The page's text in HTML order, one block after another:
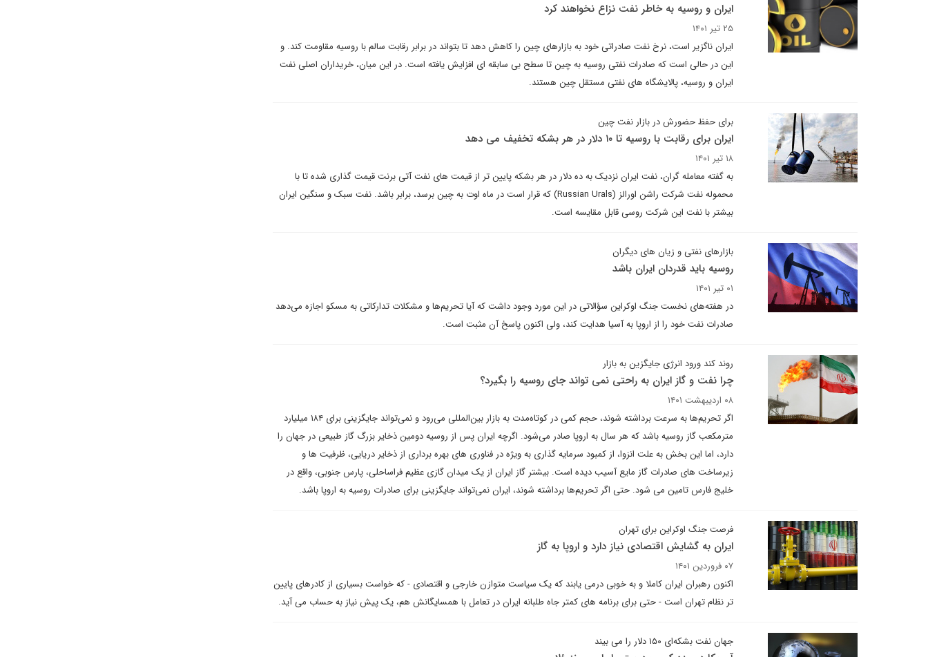
ایران و روسیه به خاطر نفت نزاع نخواهند کرد
۲۵ تیر ۱۴۰۱
ایران ناگزیر است، نرخ نفت صادراتی خود به بازارهای چین را کاهش دهد تا بتواند در برابر رقابت سالم با روسیه مقاومت کند. و
این در حالی است که صادرات نفتی روسیه به چین تا سطح بی سابقه ای افزایش یافته است. در این میان، خریداران اصلی نفت
ایران و روسیه، پالایشگاه های نفتی مستقل چین هستند.
برای حفظ حضورش در بازار نفت چین
ایران برای رقابت با روسیه تا ۱۰ دلار در هر بشکه تخفیف می دهد
۱۸ تیر ۱۴۰۱
به گفته معامله گران، نفت ایران نزدیک به ده دلار در هر بشکه پایین تر از قیمت های نفت آتی برنت قیمت گذاری شده تا با
محموله نفت شرکت راشن اورالز (Russian Urals) که قرار است در ماه اوت به چین برسد، برابر باشد. نفت سبک و سنگین ایران
بیشتر با نفت این شرکت روسی قابل مقایسه است.
بازارهای نفتی و زیان های دیگران
روسیه باید قدردان ایران باشد
۰۱ تیر ۱۴۰۱
در هفته‌های نخست جنگ اوکراین سؤالاتی در این مورد وجود داشت که آیا تحریم‌ها و مشکلات تدارکاتی به مسکو اجازه می‌دهد
صادرات نفت خود را از اروپا به آسیا هدایت کند، ولی اکنون پاسخ آن مثبت است.
روند کند ورود انرژی جایگزین به بازار
چرا نفت و گاز ایران به راحتی نمی تواند جای روسیه را بگیرد؟
۰۸ اردیبهشت ۱۴۰۱
اگر تحریم‌ها به سرعت برداشته شوند، حجم کمی در کوتاه‌مدت به بازار بین‌المللی می‌رود و نمی‌تواند جایگزینی برای ۱۸۴ میلیارد
مترمکعب گاز روسیه باشد که هر سال به اروپا صادر می‌شود. اگرچه ایران پس از روسیه دومین ذخایر بزرگ گاز طبیعی در جهان را
دارد، اما این بخش به علت انزوا، از کمبود سرمایه گذاری به ویژه در فناوری های بهره برداری از ذخایر دریایی، ظرفیت ها و
زیرساخت های صادرات گاز مایع آسیب دیده است. بیشتر گاز ایران از یک میدان گازی عظیم فراساحلی، پارس جنوبی، واقع در
خلیج فارس تامین می شود. حتی اگر تحریم‌ها برداشته شوند، ایران نمی‌تواند جایگزینی برای صادرات روسیه به اروپا باشد.
فرصت جنگ اوکراین برای تهران
ایران به گشایش اقتصادی نیاز دارد و اروپا به گاز
۰۷ فروردین ۱۴۰۱
اکنون رهبران ایران کاملا و به خوبی درمی یابند که یک سیاست متوازن خارجی و اقتصادی - که خواست بسیاری از کادرهای پایین
تر نظام تهران است - حتی برای برنامه های کمتر جاه طلبانه ایران در تعامل با همسایگانش هم، یک پیش نیاز به حساب می آید.
جهان نفت بشکه‌ای ۱۵۰ دلار را می بیند